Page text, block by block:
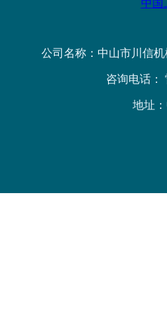
中国
公司名称：中山市川信机
咨询电话：
地址